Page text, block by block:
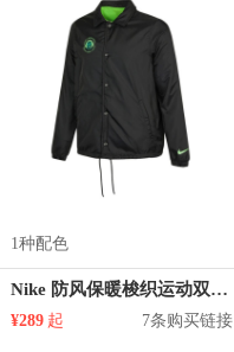
1种配色
Nike 防风保暖梭织运动双面穿夹克 DO6935
¥289 起 7条购买链接